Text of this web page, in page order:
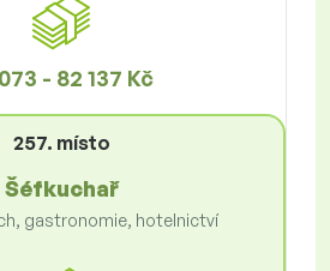
- 82 137 Kč
257. místo
Šéfkuchař
gastronomie, hotelnictví